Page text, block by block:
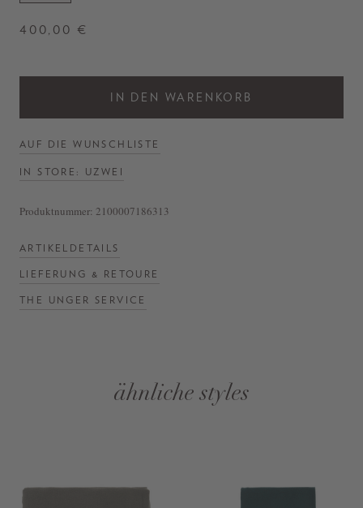
400,00 €
IN DEN WARENKORB
AUF DIE WUNSCHLISTE
IN STORE: UZWEI
Produktnummer: 2100007186313
ARTIKELDETAILS
LIEFERUNG & RETOURE
THE UNGER SERVICE
ähnliche styles